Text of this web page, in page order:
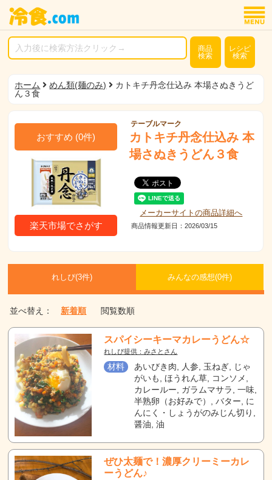
商品
検索
レシピ
検索
ホーム めん類(麺のみ)
カトキチ丹念仕込み 本場さぬきうど
ん３食
おすすめ (0件)
楽天市場でさがす
テーブルマーク
カトキチ丹念仕込み 本
場さぬきうどん３食
メーカーサイトの商品詳細へ
商品情報更新日：2026/03/15
れしぴ(3件) みんなの感想(0件)
並べ替え： 新着順 閲覧数順
スパイシーキーマカレーうどん☆
れしぴ提供：みさとさん
材料
あいびき肉, 人参, 玉ねぎ, じゃ
がいも, ほうれん草, コンソメ,
カレールー, ガラムマサラ, 一味,
半熟卵（お好みで）, バター, に
んにく・しょうがのみじん切り,
醤油, 油
ぜひ太麺で！濃厚クリーミーカレ
ーうどん♪